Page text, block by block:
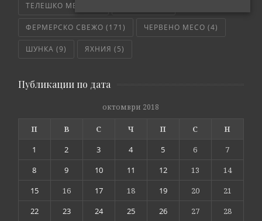
ТЕЛЕШКО МЕСО
ФЕРМЕРСКО СВЕЖО (171) ЧЕРВЕНО МЕСО (4)
ШУНКА (9) ЯХНИЯ (5)
Публикации по дата
октомври 2018
П В С Ч П С
Н
1
2 3 4 5 6
7
8
9 10 11 12 13
14
15
16 17 18 19 20
21
22
23 24 25 26 27 28